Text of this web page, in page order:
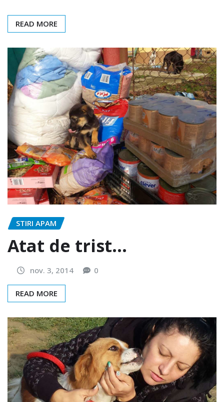
READ MORE
STIRI APAM
Atat de trist…
nov. 3, 2014 0
READ MORE